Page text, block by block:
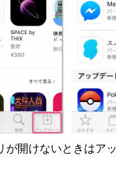
が開けないときはア